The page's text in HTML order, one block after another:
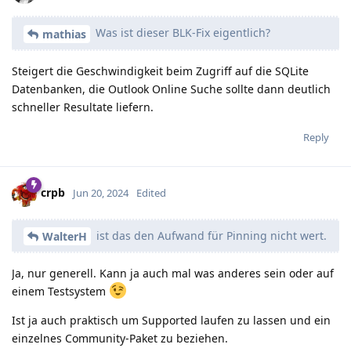
mathias Was ist dieser BLK-Fix eigentlich?
Steigert die Geschwindigkeit beim Zugriff auf die SQLite
Datenbanken, die Outlook Online Suche sollte dann deutlich
schneller Resultate liefern.
Reply
crpb Jun 20, 2024 Edited
WalterH ist das den Aufwand für Pinning nicht wert.
Ja, nur generell. Kann ja auch mal was anderes sein oder auf
einem Testsystem
Ist ja auch praktisch um Supported laufen zu lassen und ein
einzelnes Community-Paket zu beziehen.